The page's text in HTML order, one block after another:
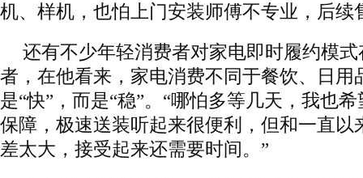
机、样机，也怕上门安装师傅不专业，后续
还有不少年轻消费者对家电即时履约模
者，在他看来，家电消费不同于餐饮、日用
是“快”，而是“稳”。“哪怕多等几天，我也
保障，极速送装听起来很便利，但和一直以
差太大，接受起来还需要时间。”